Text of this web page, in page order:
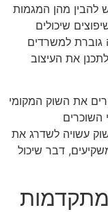
להבין מהן המגמות
שיכולים
גוברת למשרדים
את העיצוב
את השוק המקומי
השוכרים
עשויה לשדרג את
דבר שיכול